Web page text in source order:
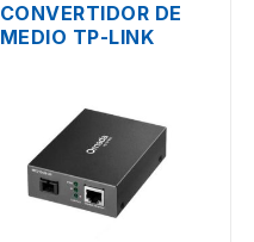
CONVERTIDOR DE
MEDIO TP-LINK
CONECTOR SC
WDM 20KM